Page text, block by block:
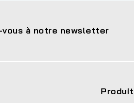
vous à notre newsletter